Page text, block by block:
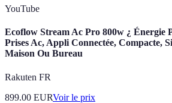
YouTube
Ecoflow Stream Ac Pro 800w ¿ Énergie
Prises Ac, Appli Connectée, Compacte,
Maison Ou Bureau
Rakuten FR
899.00 EURVoir le prix